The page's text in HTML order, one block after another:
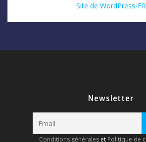
Site de WordPress-FR
Newsletter
Conditions générales et Politique de